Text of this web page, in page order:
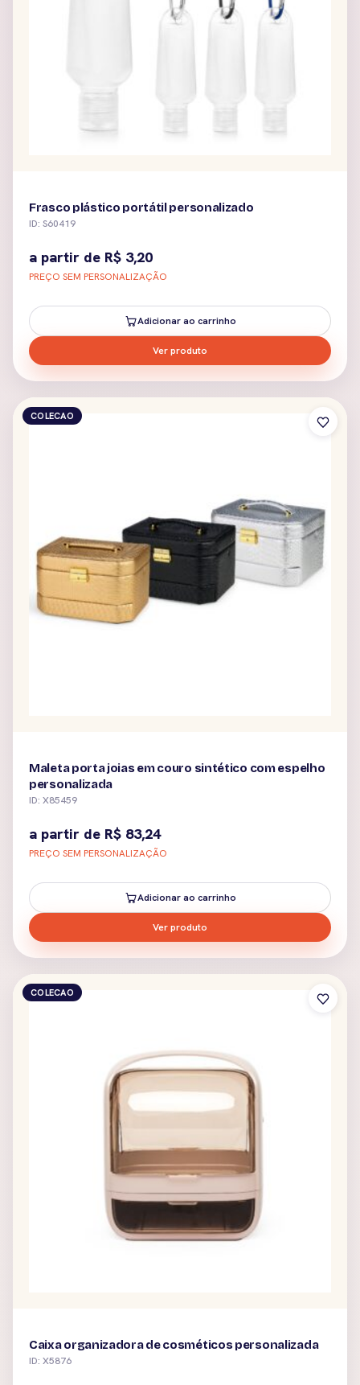
Frasco plástico portátil personalizado
ID: S60419
a partir de R$ 3,20
PREÇO SEM PERSONALIZAÇÃO
Adicionar ao carrinho
Ver produto
COLECAO
Maleta porta joias em couro sintético com espelho
personalizada
ID: X85459
a partir de R$ 83,24
PREÇO SEM PERSONALIZAÇÃO
Adicionar ao carrinho
Ver produto
COLECAO
Caixa organizadora de cosméticos personalizada
ID: X5876